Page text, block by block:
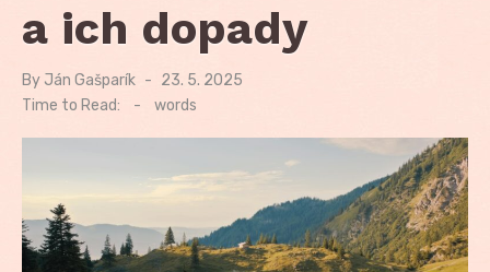
a ich dopady
By Ján Gašparík
Posted
on
23. 5. 2025
Time to Read:
- words